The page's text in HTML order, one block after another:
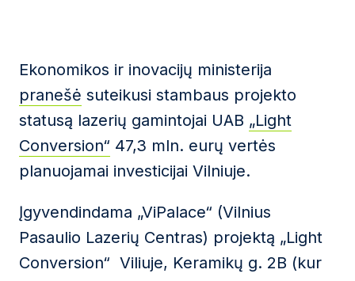
Ekonomikos ir inovacijų ministerija
pranešė suteikusi stambaus projekto
statusą lazerių gamintojai UAB „Light
Conversion“ 47,3 mln. eurų vertės
planuojamai investicijai Vilniuje.
Įgyvendindama „ViPalace“ (Vilnius
Pasaulio Lazerių Centras) projektą „Light
Conversion“ Viliuje, Keramikų g. 2B (kur